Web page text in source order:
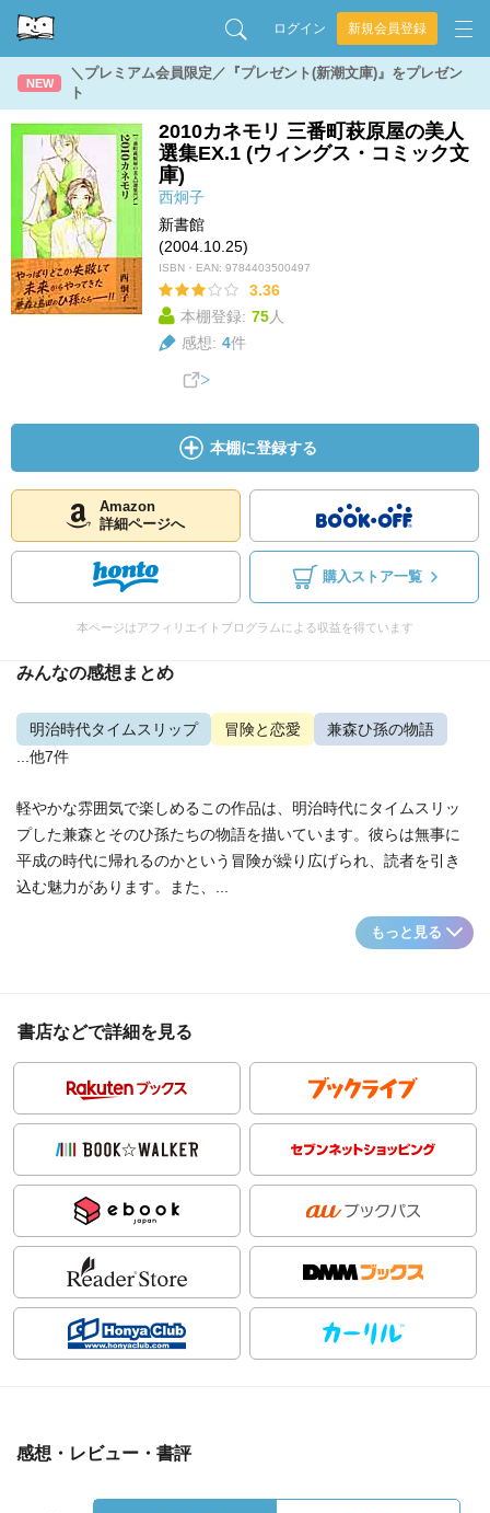
ログイン 新規会員登録
NEW
＼プレミアム会員限定／『プレゼント(新潮文庫)』をプレゼン
ト
2010カネモリ 三番町萩原屋の美人
選集EX.1 (ウィングス・コミック文
庫)
西炯子
新書館
(2004.10.25)
ISBN・EAN: 9784403500497
3.36
本棚登録: 75人
感想: 4件
本棚に登録する
Amazon
詳細ページへ
購入ストア一覧
本ページはアフィリエイトプログラムによる収益を得ています
みんなの感想まとめ
明治時代タイムスリップ 冒険と恋愛
兼森ひ孫の物語
...他7件
軽やかな雰囲気で楽しめるこの作品は、明治時代にタイムスリッ
プした兼森とそのひ孫たちの物語を描いています。彼らは無事に
平成の時代に帰れるのかという冒険が繰り広げられ、読者を引き
込む魅力があります。また、...
もっと見る
書店などで詳細を見る
感想・レビュー・書評